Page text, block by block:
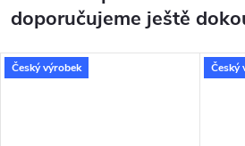
doporučujeme ještě
Český výrobek Český